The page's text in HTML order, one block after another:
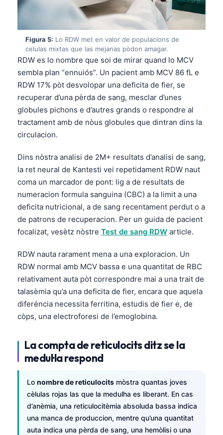
Figura 5: Lo RDW met en valor de populacions de
celulas mixtas que las mejanas pòdon amagar.
RDW es lo nombre que soi de mirar quand lo MCV
sembla plan “ennuiós”. Un pacient amb MCV 86 fL e
RDW 17% pòt desvolopar una deficita de fier, se
recuperar d’una pèrda de sang, mesclar d’unes
globules pichons e d’autres grands o respondre al
tractament amb de nòus globules que dintran dins la
circulacion.
Dins nòstra analisi de 2M+ resultats d’analisi de sang,
la ret neural de Kantesti vei repetidament RDW naut
coma un marcador de pont: lig a de resultats de
numeracion formula sanguina (CBC) a la limit a una
deficita nutricional, a de sang recentament perdut o a
de patrons de recuperacion. Per un guida de pacient
focalizat, vesètz nòstre Test de sang RDW article.
RDW nauta rarament mena a una exploracion. Un
RDW normal amb MCV bassa e una quantitat de RBC
relativament auta pòt correspondre mai a una trait de
talasèmia qu’a una deficita de fier, encara que aquela
diferéncia necessita ferritina, estudis de fier e, de
còps, una electroforesi de l’emoglobina.
La compta de reticulocits ditz se la
medul·la respond
Lo nombre de reticulocits mòstra quantas joves
cèlulas rojas las que la medulha es liberant. En cas
d’anèmia, una reticulocitèmia absoluda bassa indica
una manca de produccion, mentre qu’una quantitat
auta indica una pèrda de sang, una hemòlisi o una
Galego
Latviešu valoda
Македонски јазик
Euskara
Gàidhlig
العربية المغربية
Монгол
ພາສາລາວ
Basa Jawa
Cebuano
Кыргызча
Татар теле
Беларуская мова
Esperanto
Norsk bokmål